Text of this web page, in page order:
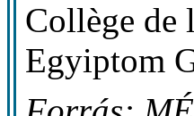
Collège de
Egyiptom